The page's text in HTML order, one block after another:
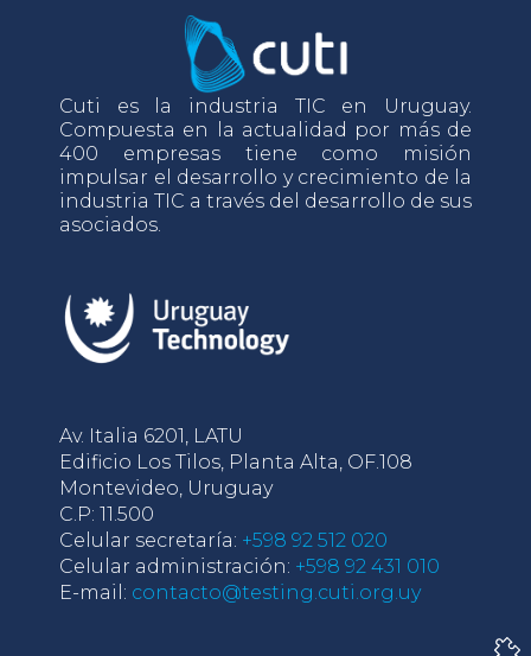
Cuti es la industria TIC en Uruguay.
Compuesta en la actualidad por más de
400 empresas tiene como misión
impulsar el desarrollo y crecimiento de la
industria TIC a través del desarrollo de sus
asociados.
Av. Italia 6201, LATU
Edificio Los Tilos, Planta Alta, OF.108
Montevideo, Uruguay
C.P: 11.500
Celular secretaría: +598 92 512 020
Celular administración: +598 92 431 010
E-mail: contacto@testing.cuti.org.uy